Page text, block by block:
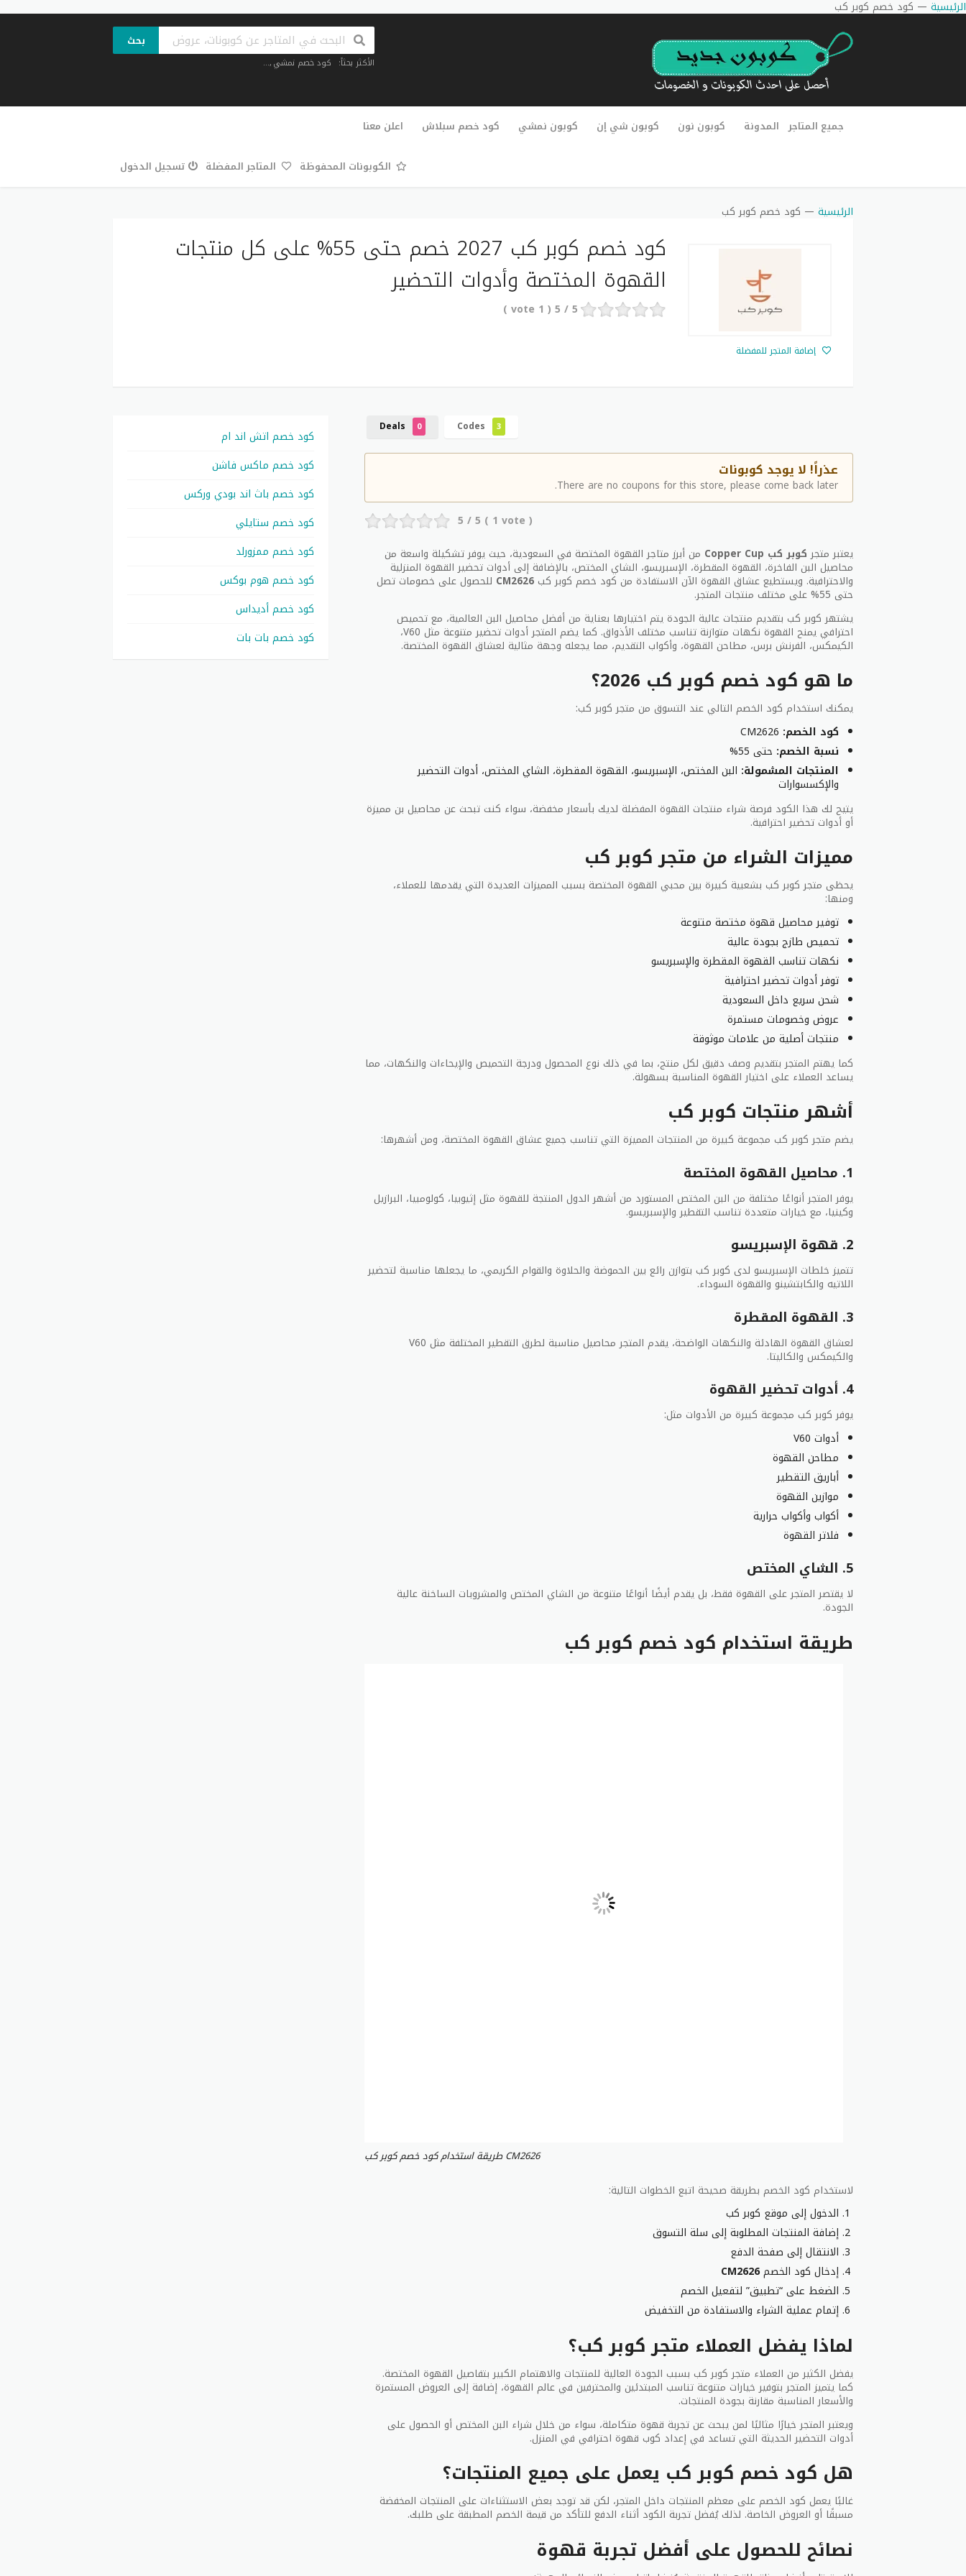
الرئيسية — كود خصم كوبر كب
بحث
الأكثر بحثاً: كود خصم نمشي,...
تخطي
جميع المتاجر المدونة كوبون نون كوبون شي إن كوبون نمشي كود خصم سبلاش اعلن معنا
الكوبونات المحفوظة المتاجر المفضلة تسجيل الدخول
الرئيسية — كود خصم كوبر كب
إضافة المتجر للمفضلة
كود خصم كوبر كب 2027 خصم حتى 55% على كل منتجات
القهوة المختصة وأدوات التحضير
5
/ 5 (
1
Deals 0 Codes 3
عذراً! لا يوجد كوبونات
There are no coupons for this store, please come back later.
5 / 5 ( 1 vote )
يعتبر متجر كوبر كب Copper Cup من أبرز متاجر القهوة المختصة في السعودية، حيث يوفر تشكيلة واسعة من
محاصيل البن الفاخرة، القهوة المقطرة، الإسبريسو، الشاي المختص، بالإضافة إلى أدوات تحضير القهوة المنزلية
والاحترافية. ويستطيع عشاق القهوة الآن الاستفادة من كود خصم كوبر كب CM2626 للحصول على خصومات تصل
حتى 55% على مختلف منتجات المتجر.
يشتهر كوبر كب بتقديم منتجات عالية الجودة يتم اختيارها بعناية من أفضل محاصيل البن العالمية، مع تحميص
احترافي يمنح القهوة نكهات متوازنة تناسب مختلف الأذواق. كما يضم المتجر أدوات تحضير متنوعة مثل V60،
الكيمكس، الفرنش برس، مطاحن القهوة، وأكواب التقديم، مما يجعله وجهة مثالية لعشاق القهوة المختصة.
ما هو كود خصم كوبر كب 2026؟
يمكنك استخدام كود الخصم التالي عند التسوق من متجر كوبر كب:
كود الخصم:
نسبة الخصم: حتى 55%
المنتجات المشمولة: البن المختص، الإسبريسو، القهوة المقطرة، الشاي المختص، أدوات التحضير
والإكسسوارات
يتيح لك هذا الكود فرصة شراء منتجات القهوة المفضلة لديك بأسعار مخفضة، سواء كنت تبحث عن محاصيل بن مميزة
أو أدوات تحضير احترافية.
مميزات الشراء من متجر كوبر كب
يحظى متجر كوبر كب بشعبية كبيرة بين محبي القهوة المختصة بسبب المميزات العديدة التي يقدمها للعملاء،
ومنها:
توفير محاصيل قهوة مختصة متنوعة
تحميص طازج بجودة عالية
نكهات تناسب القهوة المقطرة والإسبريسو
توفر أدوات تحضير احترافية
شحن سريع داخل السعودية
عروض وخصومات مستمرة
منتجات أصلية من علامات موثوقة
كما يهتم المتجر بتقديم وصف دقيق لكل منتج، بما في ذلك نوع المحصول ودرجة التحميص والإيحاءات والنكهات، مما
يساعد العملاء على اختيار القهوة المناسبة بسهولة.
أشهر منتجات كوبر كب
يضم متجر كوبر كب مجموعة كبيرة من المنتجات المميزة التي تناسب جميع عشاق القهوة المختصة، ومن أشهرها:
1. محاصيل القهوة المختصة
يوفر المتجر أنواعًا مختلفة من البن المختص المستورد من أشهر الدول المنتجة للقهوة مثل إثيوبيا، كولومبيا، البرازيل
وكينيا، مع خيارات متعددة تناسب التقطير والإسبريسو.
2. قهوة الإسبريسو
تتميز خلطات الإسبريسو لدى كوبر كب بتوازن رائع بين الحموضة والحلاوة والقوام الكريمي، ما يجعلها مناسبة لتحضير
اللاتيه والكابتشينو والقهوة السوداء.
3. القهوة المقطرة
لعشاق القهوة الهادئة والنكهات الواضحة، يقدم المتجر محاصيل مناسبة لطرق التقطير المختلفة مثل V60
والكيمكس والكاليتا.
4. أدوات تحضير القهوة
يوفر كوبر كب مجموعة كبيرة من الأدوات مثل:
أدوات V60
مطاحن القهوة
أباريق التقطير
موازين القهوة
أكواب وأكواب حرارية
فلاتر القهوة
5. الشاي المختص
لا يقتصر المتجر على القهوة فقط، بل يقدم أيضًا أنواعًا متنوعة من الشاي المختص والمشروبات الساخنة عالية
الجودة.
طريقة استخدام كود خصم كوبر كب
طريقة استخدام كود خصم كوبر كب CM2626
لاستخدام كود الخصم بطريقة صحيحة اتبع الخطوات التالية:
الدخول إلى موقع كوبر كب
إضافة المنتجات المطلوبة إلى سلة التسوق
الانتقال إلى صفحة الدفع
إدخال كود الخصمCM2626
الضغط على “تطبيق” لتفعيل الخصم
إتمام عملية الشراء والاستفادة من التخفيض
لماذا يفضل العملاء متجر كوبر كب؟
يفضل الكثير من العملاء متجر كوبر كب بسبب الجودة العالية للمنتجات والاهتمام الكبير بتفاصيل القهوة المختصة.
كما يتميز المتجر بتوفير خيارات متنوعة تناسب المبتدئين والمحترفين في عالم القهوة، إضافة إلى العروض المستمرة
والأسعار المناسبة مقارنة بجودة المنتجات.
ويعتبر المتجر خيارًا مثاليًا لمن يبحث عن تجربة قهوة متكاملة، سواء من خلال شراء البن المختص أو الحصول على
أدوات التحضير الحديثة التي تساعد في إعداد كوب قهوة احترافي في المنزل.
هل كود خصم كوبر كب يعمل على جميع المنتجات؟
غالبًا يعمل كود الخصم على معظم المنتجات داخل المتجر، لكن قد توجد بعض الاستثناءات على المنتجات المخفضة
مسبقًا أو العروض الخاصة. لذلك يُفضل تجربة الكود أثناء الدفع للتأكد من قيمة الخصم المطبقة على طلبك.
نصائح للحصول على أفضل تجربة قهوة
كود خصم اتش اند ام
كود خصم ماكس فاشن
كود خصم باث اند بودي وركس
كود خصم ستايلي
كود خصم ممزورلد
كود خصم هوم بوكس
كود خصم أديداس
كود خصم بات بات